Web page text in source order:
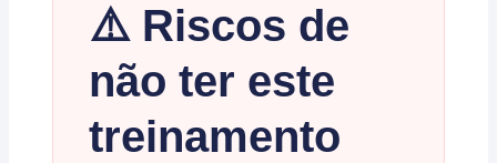
⚠️ Riscos de
não ter este
treinamento